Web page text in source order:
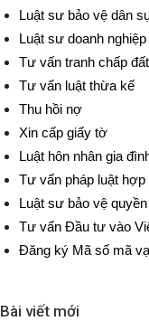
Luật sư bảo vệ dân
Luật sư doanh nghiệp
Tư vấn tranh chấp
Tư vấn luật thừa kế
Thu hồi nợ
Xin cấp giấy tờ
Luật hôn nhân gia
Tư vấn pháp luật hợp
Luật sư bảo vệ
Tư vấn Đầu tư vào
Đăng ký Mã số mã
Bài viết mới